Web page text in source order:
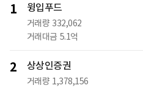
1 윙입푸드
거래량 332,062
거래대금 5.1억
2 상상인증권
거래량 1,378,156